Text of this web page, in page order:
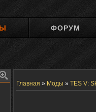
ФОРУМ
Главная » Моды » TES V: